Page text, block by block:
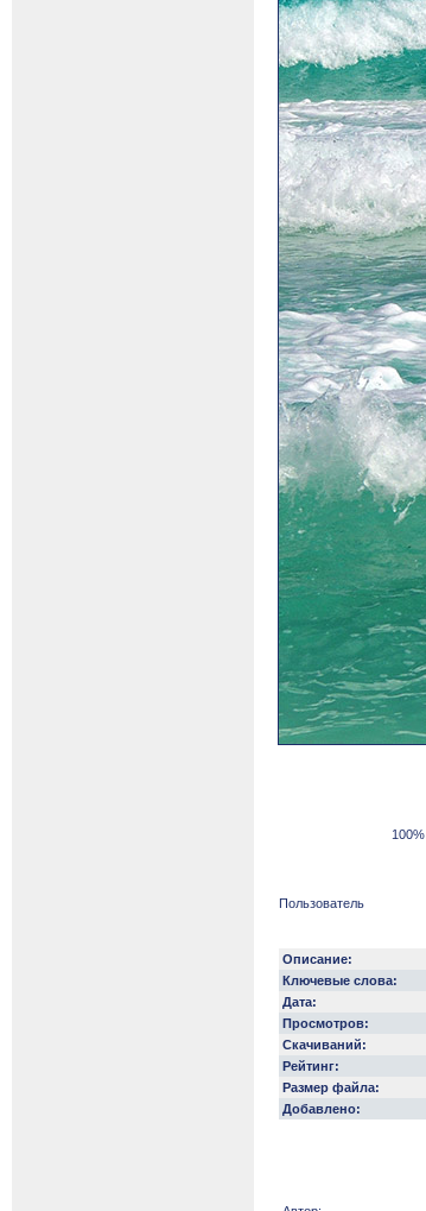
100%
Пользователь
Описание:
Ключевые слова:
Дата:
Просмотров:
Скачиваний:
Рейтинг:
Размер файла:
Добавлено: